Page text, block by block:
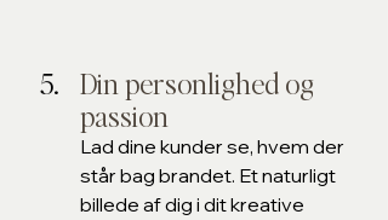
Din personlighed og
passion
Lad dine kunder se, hvem der
står bag brandet. Et naturligt
billede af dig i dit kreative